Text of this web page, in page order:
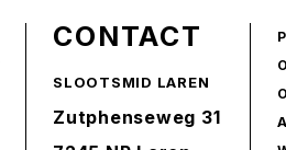
CONTACT
SLOOTSMID LAREN
Zutphenseweg 31